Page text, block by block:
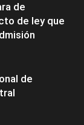
de
de ley que
de